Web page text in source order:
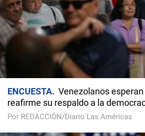
ENCUESTA
Venezolanos esperan
reafirme su respaldo a la
Por REDACCIÓN/Diario Las Américas